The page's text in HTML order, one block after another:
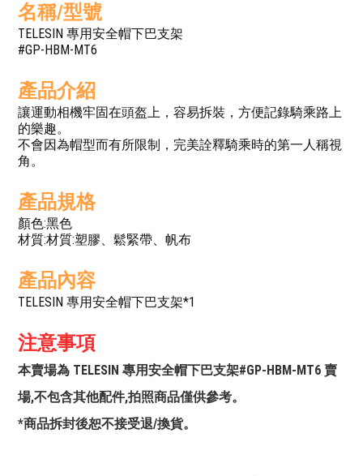
名稱/型號
TELESIN 專用安全帽下巴支架
#GP-HBM-MT6
產品介紹
讓運動相機牢固在頭盔上，容易拆裝，方便記錄騎乘路上
的樂趣。
不會因為帽型而有所限制，完美詮釋騎乘時的第一人稱視
角。
產品規格
顏色:黑色
材質:材質:塑膠、鬆緊帶、帆布
產品內容
TELESIN 專用安全帽下巴支架*1
注意事項
本賣場為 TELESIN 專用安全帽下巴支架#GP-HBM-MT6 賣
場,不包含其他配件,拍照商品僅供參考。
*商品拆封後恕不接受退/換貨。